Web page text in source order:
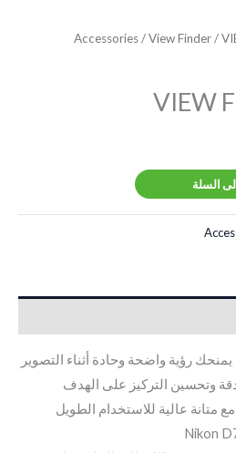
Accessories/View Finder/
VIEW
السلة
وتحسين التركيز على الهدف
متانة عالية للاستخدام الطويل